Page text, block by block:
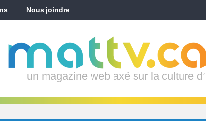
Nous joindre
un magazine web axé sur la culture